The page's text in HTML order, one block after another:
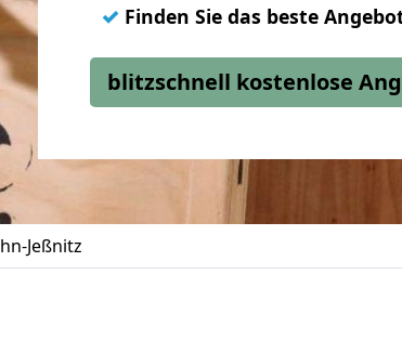
✓ Finden Sie das beste
blitzschnell kostenlose
Jeßnitz